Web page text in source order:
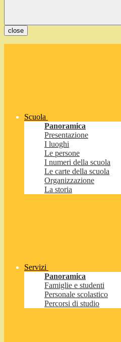
close
Scuola
Panoramica
Presentazione
I luoghi
Le persone
I numeri della scuola
Le carte della scuola
Organizzazione
La storia
Servizi
Panoramica
Famiglie e studenti
Personale scolastico
Percorsi di studio